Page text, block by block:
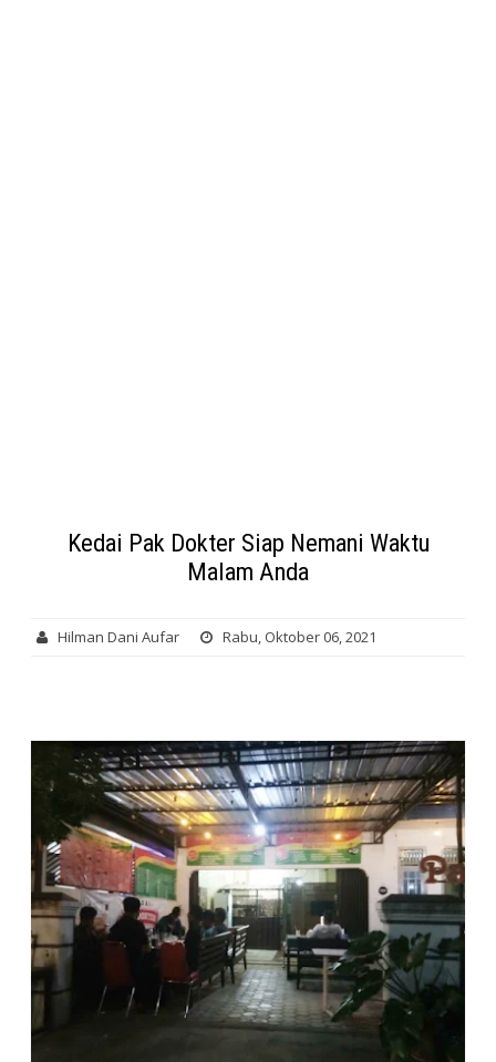
Kedai Pak Dokter Siap Nemani Waktu
Malam Anda
Hilman Dani Aufar Rabu, Oktober 06, 2021